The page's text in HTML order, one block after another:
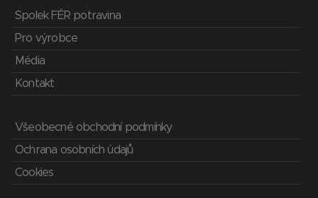
Spolek FÉR potravina
Pro výrobce
Média
Kontakt
Všeobecné obchodní podmínky
Ochrana osobních údajů
Cookies